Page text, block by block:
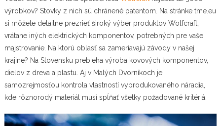
výrobkov? Stovky z nich sú chránené patentom. Na stránke tme.eu
si môžete detailne prezrieť široký výber produktov Wolfcraft,
vrátane iných elektrických komponentov, potrebných pre vaše
majstrovanie. Na ktorú oblasť sa zameriavajú závody v našej
krajine? Na Slovensku prebieha výroba kovových komponentov,
dielov z dreva a plastu. Aj v Malých Dvorníkoch je
samozrejmosťou kontrola vlastností vyprodukovaného náradia,
kde rôznorodý materiál musí spĺňať všetky požadované kritériá.